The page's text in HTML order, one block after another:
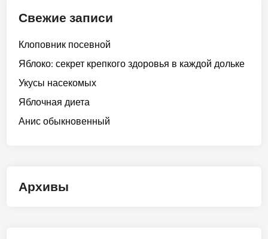
Свежие записи
Клоповник посевной
Яблоко: секрет крепкого здоровья в каждой дольке
Укусы насекомых
Яблочная диета
Анис обыкновенный
Архивы